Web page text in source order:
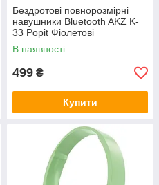
Бездротові повнорозмірні
навушники Bluetooth AKZ K-
33 Popit Фіолетові
В наявності
499 ₴
Купити